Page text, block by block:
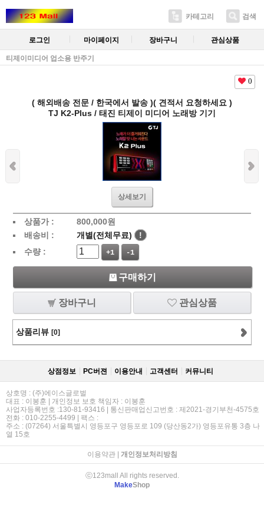
카테고리 검색
로그인 마이페이지 장바구니 관심상품
티제이미디어 업소용 반주기
0
( 해외배송 전문 / 한국에서 발송 )( 견적서 요청하세요 )
TJ K2-Plus / 태진 티제이 미디어 노래방 기기
상세보기
상품가 : 800,000원
배송비 :
개별(전체무료)
!
수량 :
+1 -1
구매하기
장바구니 관심상품
상품리뷰 [0]
상점정보 PC버젼 이용안내 고객센터 커뮤니티
상호명 : (주)에이스글로벌
대표 : 이봉훈 | 개인정보 보호 책임자 : 이봉훈
사업자등록번호 :130-81-93416 | 통신판매업신고번호 : 제2021-경기부천-4575호
전화 : 010-2255-4499 | 팩스 :
주소 : (07264) 서울특별시 영등포구 영등포로 109 (당산동2가) 영등포유통 3층 나
열 15호
이용약관| 개인정보처리방침
ⓒ123mall All rights reserved.
MakeShop